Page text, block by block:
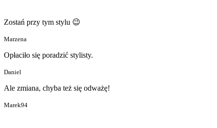
Zostań przy tym stylu 😉
Marzena
Opłaciło się poradzić stylisty.
Daniel
Ale zmiana, chyba też się odważę!
Marek94